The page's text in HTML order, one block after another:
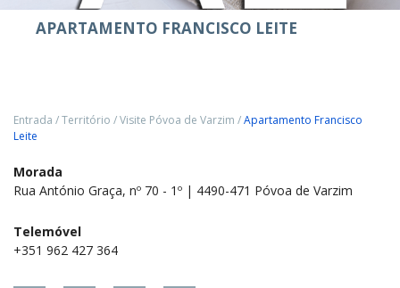
APARTAMENTO FRANCISCO LEITE
Entrada /Território /Visite Póvoa de Varzim /Apartamento Francisco
Leite
Morada
Rua António Graça, nº 70 - 1º | 4490-471 Póvoa de Varzim
Telemóvel
+351 962 427 364